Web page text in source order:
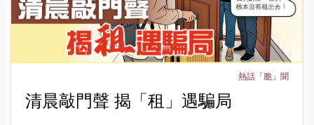
熱話「脆」聞
清晨敲門聲 揭「租」遇騙局